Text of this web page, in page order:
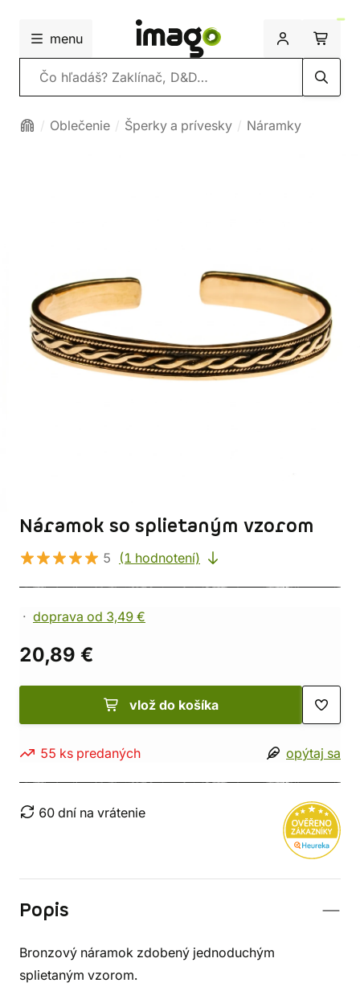
menu
Vyhľadávanie
Oblečenie Šperky a prívesky Náramky
Náramok so splietaným vzorom
5 (1 hodnotení)
doprava od 3,49 €
20,89 €
vlož do košíka
55 ks predaných opýtaj sa
60 dní na vrátenie
Popis
Bronzový náramok zdobený jednoduchým
splietaným vzorom.